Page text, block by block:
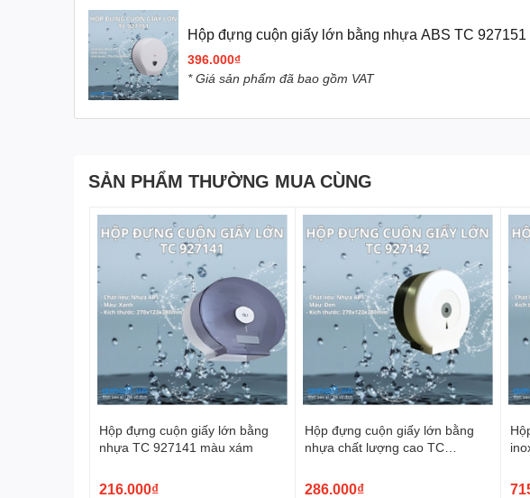
Hộp đựng cuộn giấy lớn bằng nhựa ABS TC 927151
396.000₫
* Giá sản phẩm đã bao gồm VAT
SẢN PHẨM THƯỜNG MUA CÙNG
Hộp đựng cuộn giấy lớn bằng
nhựa TC 927141 màu xám
216.000₫
Hộp đựng cuộn giấy lớn bằng
nhựa chất lượng cao TC
286.000₫